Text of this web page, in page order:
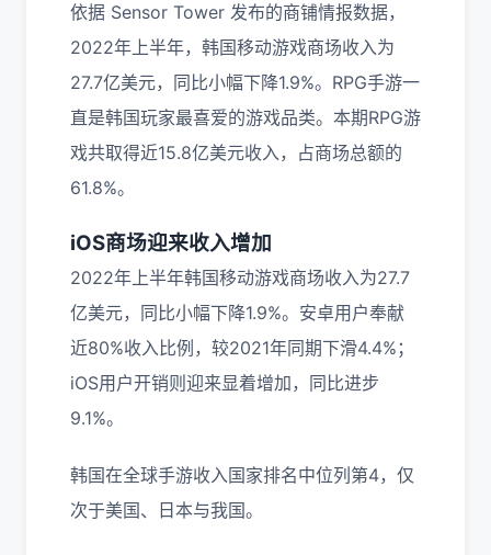
依据 Sensor Tower 发布的商铺情报数据，
2022年上半年，韩国移动游戏商场收入为
27.7亿美元，同比小幅下降1.9%。RPG手游一
直是韩国玩家最喜爱的游戏品类。本期RPG游
戏共取得近15.8亿美元收入，占商场总额的
61.8%。
iOS商场迎来收入增加
2022年上半年韩国移动游戏商场收入为27.7
亿美元，同比小幅下降1.9%。安卓用户奉献
近80%收入比例，较2021年同期下滑4.4%；
iOS用户开销则迎来显着增加，同比进步
9.1%。
韩国在全球手游收入国家排名中位列第4，仅
次于美国、日本与我国。